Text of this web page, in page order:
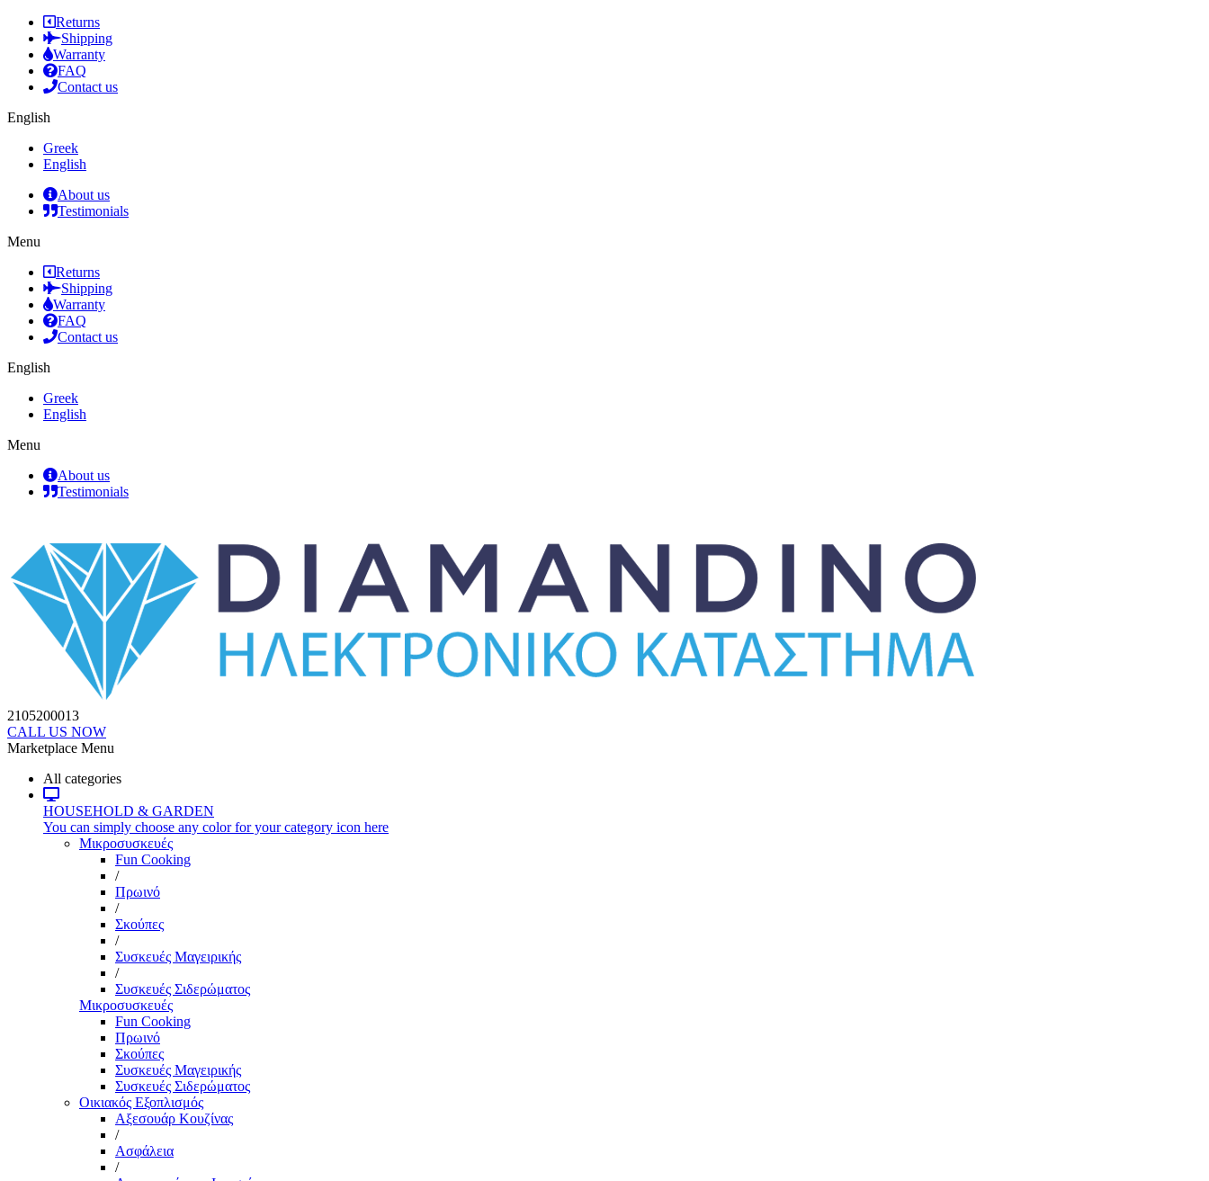
Returns
Shipping
Warranty
FAQ
Contact us
English
Greek
English
About us
Testimonials
Menu
Returns
Shipping
Warranty
FAQ
Contact us
English
Greek
English
Menu
About us
Testimonials
2105200013
CALL US NOW
Marketplace Menu
All categories
HOUSEHOLD & GARDEN
You can simply choose any color for your category icon here
Μικροσυσκευές
Fun Cooking
/
Πρωινό
/
Σκούπες
/
Συσκευές Μαγειρικής
/
Συσκευές Σιδερώματος
Μικροσυσκευές
Fun Cooking
Πρωινό
Σκούπες
Συσκευές Μαγειρικής
Συσκευές Σιδερώματος
Οικιακός Εξοπλισμός
Αξεσουάρ Κουζίνας
/
Ασφάλεια
/